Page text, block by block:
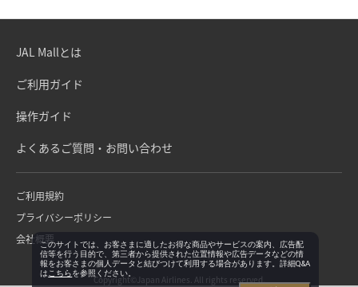
JAL Mallとは
ご利用ガイド
操作ガイド
よくあるご質問・お問い合わせ
ご利用規約
プライバシーポリシー
会社概要
Copyright©Japan Airlines. All rights reserved.
このサイトでは、お客さまに適したお得な商品やサービスの案内、広告配
信等を行う目的で、第三者から提供された位置情報や広告データなどの情
報をお客さまの個人データと結びつけて利用する場合があります。詳細Q&A
は こちらを参照ください。